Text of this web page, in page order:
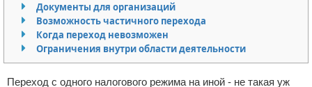
Самосовершенствование
Финансы
Для правообладателей
Условия предоставления информации
Отказ от ответственности
Документы для организаций
Возможность частичного перехода
Когда переход невозможен
Ограничения внутри области деятельности
Переход с одного налогового режима на иной - не такая уж